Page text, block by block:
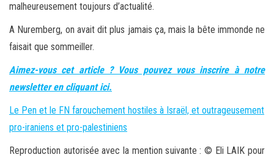
malheureusement toujours d’actualité.
A Nuremberg, on avait dit plus jamais ça, mais la bête immonde ne
faisait que sommeiller.
Aimez-vous cet article ? Vous pouvez vous inscrire à notre
newsletter en cliquant ici.
Le Pen et le FN farouchement hostiles à Israël, et outrageusement
pro-iraniens et pro-palestiniens
Reproduction autorisée avec la mention suivante : © Eli LAIK pour